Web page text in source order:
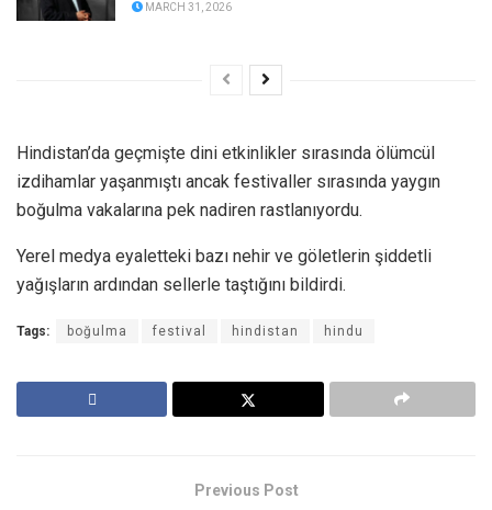
MARCH 31, 2026
Hindistan’da geçmişte dini etkinlikler sırasında ölümcül
izdihamlar yaşanmıştı ancak festivaller sırasında yaygın
boğulma vakalarına pek nadiren rastlanıyordu.
Yerel medya eyaletteki bazı nehir ve göletlerin şiddetli
yağışların ardından sellerle taştığını bildirdi.
Tags: boğulma festival hindistan hindu
Previous Post